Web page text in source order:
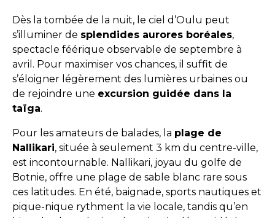
Dès la tombée de la nuit, le ciel d’Oulu peut
s’illuminer de splendides aurores boréales,
spectacle féérique observable de septembre à
avril. Pour maximiser vos chances, il suffit de
s’éloigner légèrement des lumières urbaines ou
de rejoindre une excursion guidée dans la
taïga.
Pour les amateurs de balades, la plage de
Nallikari, située à seulement 3 km du centre-ville,
est incontournable. Nallikari, joyau du golfe de
Botnie, offre une plage de sable blanc rare sous
ces latitudes. En été, baignade, sports nautiques et
pique-nique rythment la vie locale, tandis qu’en